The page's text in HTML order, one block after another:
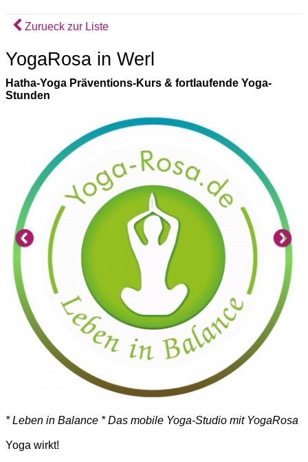
Zurueck zur Liste
YogaRosa in Werl
Hatha-Yoga Präventions-Kurs & fortlaufende Yoga-
Stunden
Previous
* Leben in Balance * Das mobile Yoga-Studio mit YogaRosa
Yoga wirkt!